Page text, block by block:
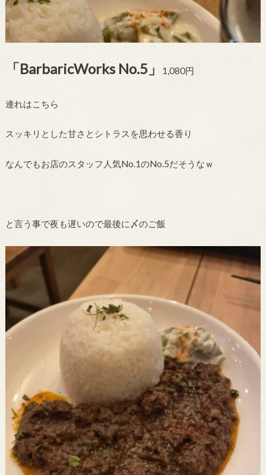
「BarbaricWorks No.5」 1,080円
連れはこちら
スッキリとした甘さとシトラスを思わせる香り
なんでもお店のスタッフ人気No.1のNo.5だそうなｗ
と言う事で夜も遅いので最後に〆のご飯